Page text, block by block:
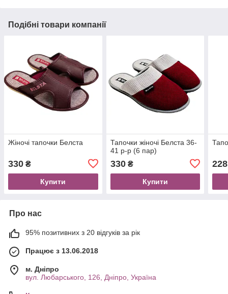
Подібні товари компанії
Жіночі тапочки Белста
330 ₴
Купити
Тапочки жіночі Белста 36-
41 р-р (6 пар)
330₴
Купити
228
Про нас
95% позитивних з 20 відгуків за рік
Працює з 13.06.2018
м. Дніпро
вул. Любарського, 126, Дніпро, Україна